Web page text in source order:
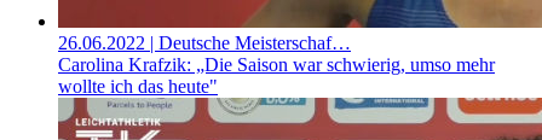
26.06.2022 | Deutsche Meisterschaf…
Carolina Krafzik: „Die Saison war schwierig, umso mehr
wollte ich das heute"